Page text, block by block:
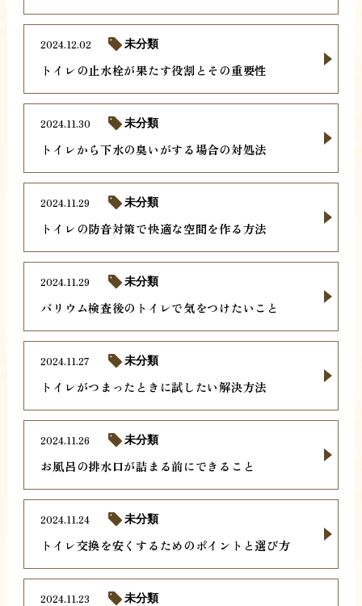
トイレの止水栓が果たす役割とその重要性
2024.12.02 未分類
トイレから下水の臭いがする場合の対処法
2024.11.30 未分類
トイレの防音対策で快適な空間を作る方法
2024.11.29 未分類
バリウム検査後のトイレで気をつけたいこと
2024.11.29 未分類
トイレがつまったときに試したい解決方法
2024.11.27 未分類
お風呂の排水口が詰まる前にできること
2024.11.26 未分類
トイレ交換を安くするためのポイントと選び方
2024.11.24 未分類
2024.11.23 未分類